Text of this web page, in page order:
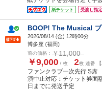
紙チケット 受渡し指定
BOOP! The Musical
2026/08/14 (金) 12時00分
博多座 (福岡)
前の価格： ￥11,000
￥9,000 / 枚 2枚 連番
ファンクラブ一次先行 S
演中止対応：チケット券面
日までに発送予定